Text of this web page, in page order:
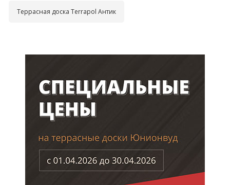
Террасная доска Terrapol Антик